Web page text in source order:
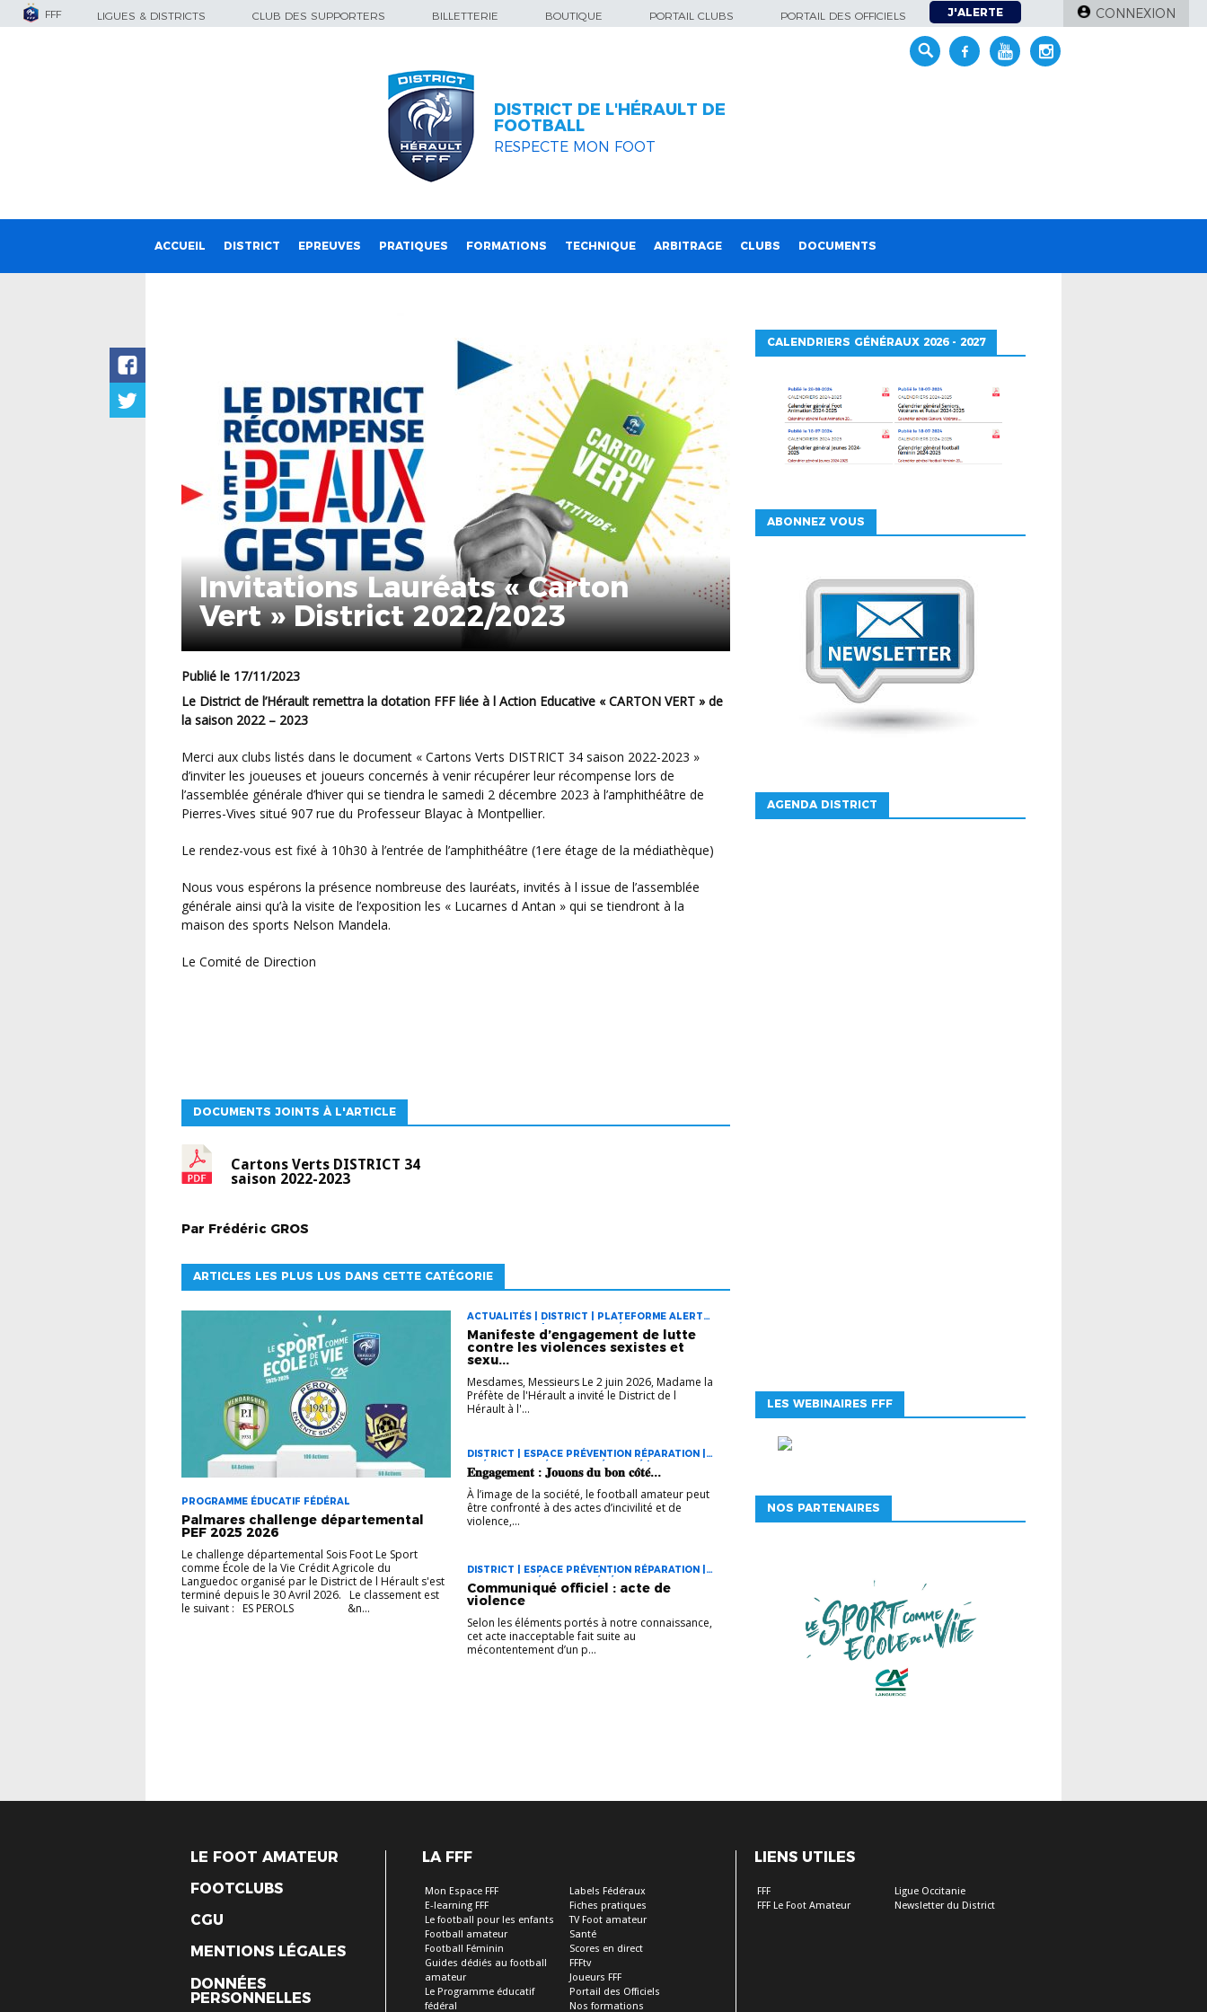
FFF LIGUES & DISTRICTS CLUB DES SUPPORTERS BILLETTERIE BOUTIQUE PORTAIL CLUBS PORTAIL DES OFFICIELS J'ALERTE CONNEXION
DISTRICT DE L'HÉRAULT DE
FOOTBALL
RESPECTE MON FOOT
ACCUEIL DISTRICT EPREUVES PRATIQUES FORMATIONS TECHNIQUE ARBITRAGE CLUBS DOCUMENTS
Invitations Lauréats « Carton
Vert » District 2022/2023
Publié le 17/11/2023
Le District de l’Hérault remettra la dotation FFF liée à l Action Educative « CARTON VERT » de
la saison 2022 – 2023
Merci aux clubs listés dans le document « Cartons Verts DISTRICT 34 saison 2022-2023 »
d’inviter les joueuses et joueurs concernés à venir récupérer leur récompense lors de
l’assemblée générale d’hiver qui se tiendra le samedi 2 décembre 2023 à l’amphithéâtre de
Pierres-Vives situé 907 rue du Professeur Blayac à Montpellier.
Le rendez-vous est fixé à 10h30 à l’entrée de l’amphithéâtre (1ere étage de la médiathèque)
Nous vous espérons la présence nombreuse des lauréats, invités à l issue de l’assemblée
générale ainsi qu’à la visite de l’exposition les « Lucarnes d Antan » qui se tiendront à la
maison des sports Nelson Mandela.
Le Comité de Direction
DOCUMENTS JOINTS À L'ARTICLE
Cartons Verts DISTRICT 34
saison 2022-2023
Par Frédéric GROS
ARTICLES LES PLUS LUS DANS CETTE CATÉGORIE
PROGRAMME ÉDUCATIF FÉDÉRAL
Palmares challenge départemental
PEF 2025 2026
Le challenge départemental Sois Foot Le Sport
comme École de la Vie Crédit Agricole du
Languedoc organisé par le District de l Hérault s'est
terminé depuis le 30 Avril 2026. Le classement est
le suivant : ES PEROLS &n...
ACTUALITÉS | DISTRICT | PLATEFORME ALERTE
SIGNALEMENT | PROGRAMME ÉDUCATIF
FÉDÉRAL
Manifeste d’engagement de lutte
contre les violences sexistes et
sexu...
Mesdames, Messieurs Le 2 juin 2026, Madame la
Préfète de l'Hérault a invité le District de l
Hérault à l'...
DISTRICT | ESPACE PRÉVENTION RÉPARATION |
PRÉVENTION MÉDIATION SÉCURITÉ |
PROGRAMME ÉDUCATIF FÉDÉRAL
𝐄𝐧𝐠𝐚𝐠𝐞𝐦𝐞𝐧𝐭 : 𝐉𝐨𝐮𝐨𝐧𝐬 𝐝𝐮 𝐛𝐨𝐧 𝐜𝐨̂𝐭𝐞́...
À l’image de la société, le football amateur peut
être confronté à des actes d’incivilité et de
violence,...
DISTRICT | ESPACE PRÉVENTION RÉPARATION |
PROGRAMME ÉDUCATIF FÉDÉRAL
Communiqué officiel : acte de
violence
Selon les éléments portés à notre connaissance,
cet acte inacceptable fait suite au
mécontentement d’un p...
CALENDRIERS GÉNÉRAUX 2026 - 2027
ABONNEZ VOUS
AGENDA DISTRICT
LES WEBINAIRES FFF
NOS PARTENAIRES
LE FOOT AMATEUR
FOOTCLUBS
CGU
MENTIONS LÉGALES
DONNÉES
PERSONNELLES
LA FFF
Mon Espace FFF
E-learning FFF
Le football pour les enfants
Football amateur
Football Féminin
Guides dédiés au football
amateur
Le Programme éducatif
fédéral
Labels Fédéraux
Fiches pratiques
TV Foot amateur
Santé
Scores en direct
FFFtv
Joueurs FFF
Portail des Officiels
Nos formations
LIENS UTILES
FFF
FFF Le Foot Amateur
Ligue Occitanie
Newsletter du District